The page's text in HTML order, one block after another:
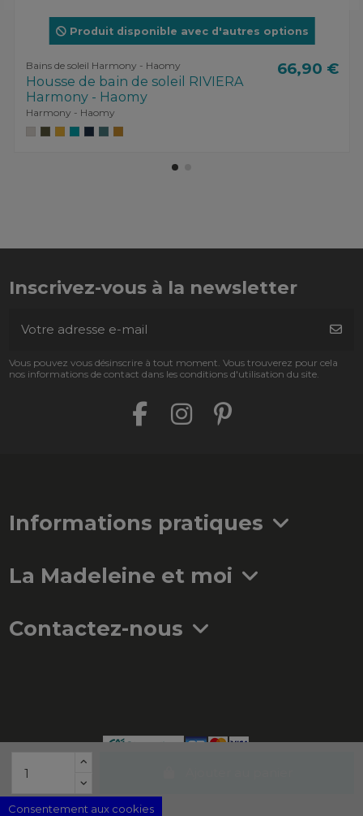
Produit disponible avec d'autres options
Bains de soleil Harmony - Haomy
Housse de bain de soleil RIVIERA
Harmony - Haomy
Harmony - Haomy
66,90 €
Inscrivez-vous à la newsletter
Vous pouvez vous désinscrire à tout moment. Vous trouverez pour cela
nos informations de contact dans les conditions d'utilisation du site.
Informations pratiques
La Madeleine et moi
Contactez-nous
Consentement aux cookies